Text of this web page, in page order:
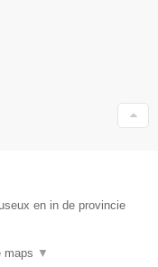
en in de provincie
maps ▼